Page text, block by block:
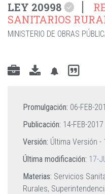
LEY 20998
SANITARIOS
MINISTERIO DE OBRAS
Promulgación: 06-FEB-
Publicación: 14-FEB-2017
Versión: Última Versión -
Última modificación: 17-
Materias: Servicios
Rurales,